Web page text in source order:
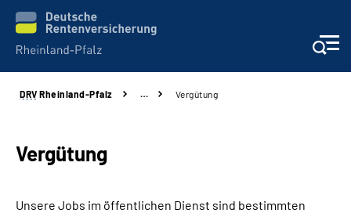
Unsere Leistungen
Beratung
DRV Rheinland-Pfalz … Vergütung
Vergütung
Unsere Jobs im öffentlichen Dienst sind bestimmten